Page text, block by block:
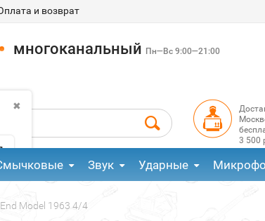
и возврат
многоканальный Пн—Вс 9:00—21:00
✖
3 500
Звук Ударные
Model 1963 4/4